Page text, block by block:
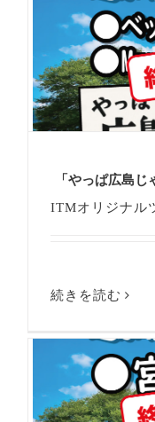
「やっぱ広島
ITMオリジナル
続きを読む